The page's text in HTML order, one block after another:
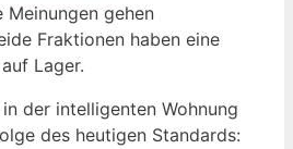
Meinungen gehen
Fraktionen haben eine
Lager.
der intelligenten Wohnung
des heutigen Standards: